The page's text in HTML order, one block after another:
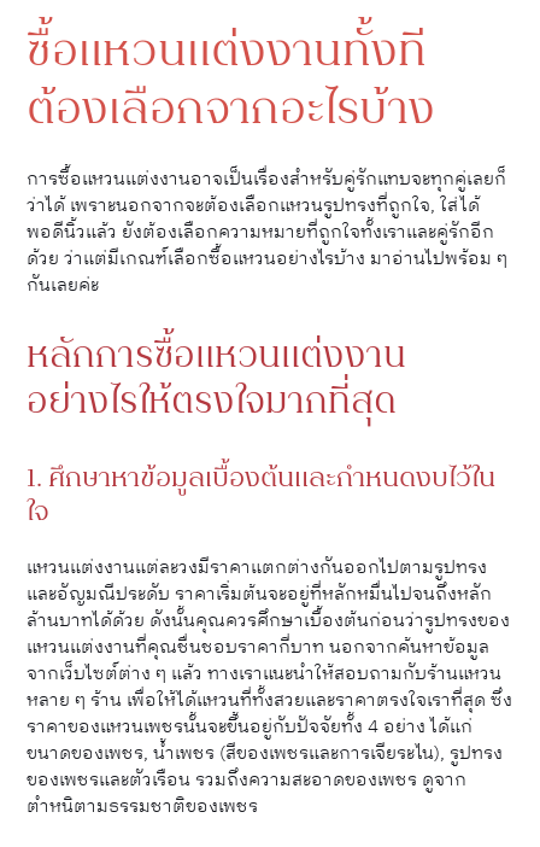
ซื้อแหวนแต่งงานทั้งที
ต้องเลือกจากอะไรบ้าง
การซื้อแหวนแต่งงานอาจเป็นเรื่องสำหรับคู่รักแทบจะทุกคู่เลยก็
ว่าได้ เพราะนอกจากจะต้องเลือกแหวนรูปทรงที่ถูกใจ, ใส่ได้
พอดีนิ้วแล้ว ยังต้องเลือกความหมายที่ถูกใจทั้งเราและคู่รักอีก
ด้วย ว่าแต่มีเกณฑ์เลือกซื้อแหวนอย่างไรบ้าง มาอ่านไปพร้อม ๆ
กันเลยค่ะ
หลักการซื้อแหวนแต่งงาน
อย่างไรให้ตรงใจมากที่สุด
1. ศึกษาหาข้อมูลเบื้องต้นและกำหนดงบไว้ใน
ใจ
แหวนแต่งงานแต่ละวงมีราคาแตกต่างกันออกไปตามรูปทรง
และอัญมณีประดับ ราคาเริ่มต้นจะอยู่ที่หลักหมื่นไปจนถึงหลัก
ล้านบาทได้ด้วย ดังนั้นคุณควรศึกษาเบื้องต้นก่อนว่ารูปทรงของ
แหวนแต่งงานที่คุณชื่นชอบราคากี่บาท นอกจากค้นหาข้อมูล
จากเว็บไซต์ต่าง ๆ แล้ว ทางเราแนะนำให้สอบถามกับร้านแหวน
หลาย ๆ ร้าน เพื่อให้ได้แหวนที่ทั้งสวยและราคาตรงใจเราที่สุด ซึ่ง
ราคาของแหวนเพชรนั้นจะขึ้นอยู่กับปัจจัยทั้ง 4 อย่าง ได้แก่
ขนาดของเพชร, น้ำเพชร (สีของเพชรและการเจียระไน), รูปทรง
ของเพชรและตัวเรือน รวมถึงความสะอาดของเพชร ดูจาก
ตำหนิตามธรรมชาติของเพชร